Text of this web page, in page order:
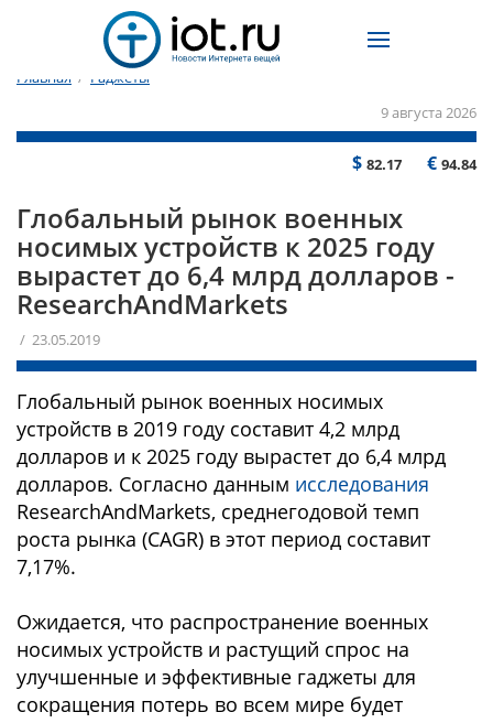
Главная / Гаджеты
9 августа 2026
$ 82.17 € 94.84
Глобальный рынок военных
носимых устройств к 2025 году
вырастет до 6,4 млрд долларов -
ResearchAndMarkets
/ 23.05.2019
Глобальный рынок военных носимых
устройств в 2019 году составит 4,2 млрд
долларов и к 2025 году вырастет до 6,4 млрд
долларов. Согласно данным исследования
ResearchAndMarkets, среднегодовой темп
роста рынка (CAGR) в этот период составит
7,17%.
Ожидается, что распространение военных
носимых устройств и растущий спрос на
улучшенные и эффективные гаджеты для
сокращения потерь во всем мире будет